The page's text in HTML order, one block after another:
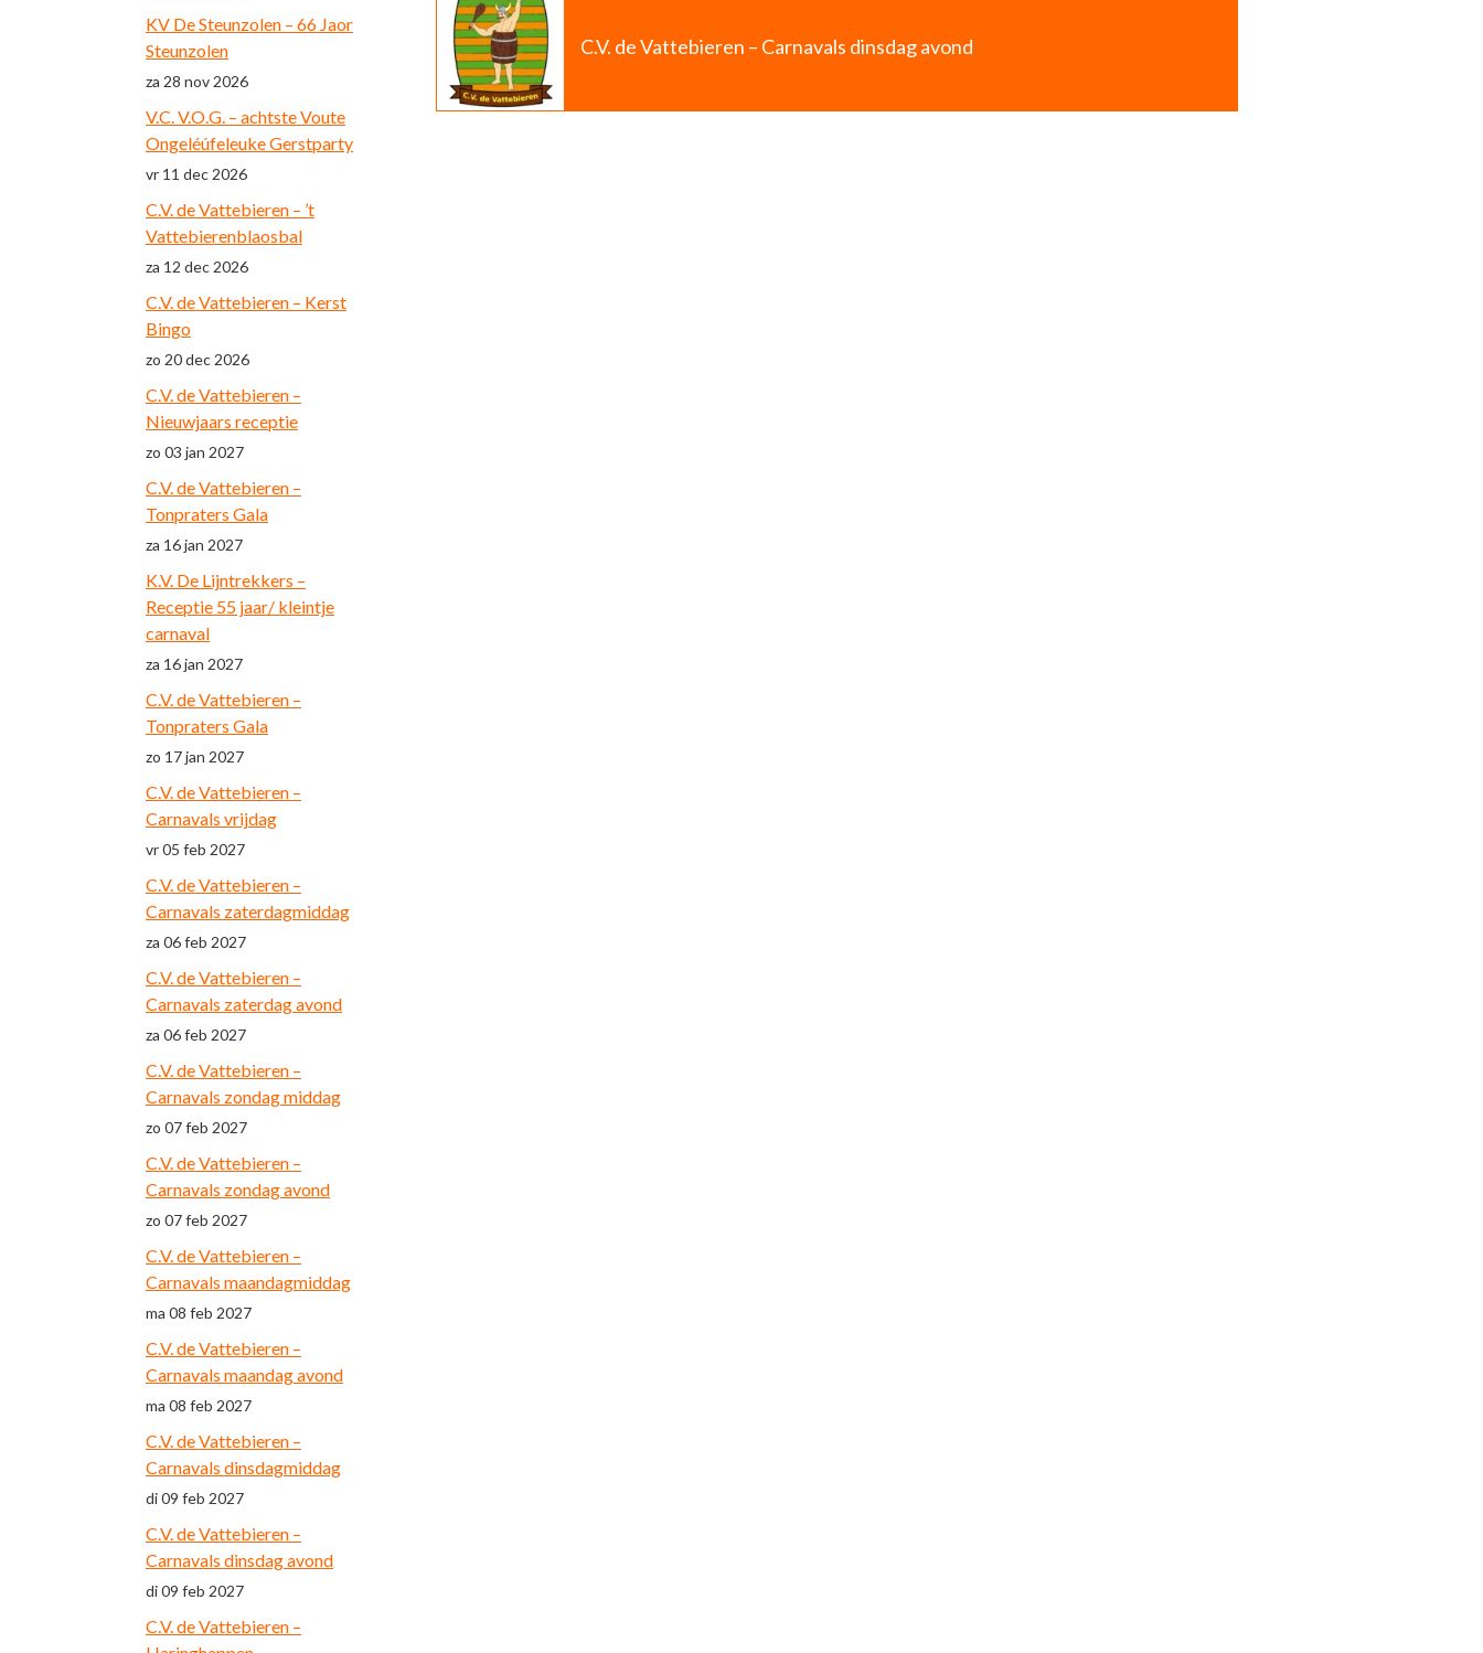
KV De Steunzolen – 66 Jaor
Steunzolen
za 28 nov 2026
V.C. V.O.G. – achtste Voute
Ongeléúfeleuke Gerstparty
vr 11 dec 2026
C.V. de Vattebieren – ’t
Vattebierenblaosbal
za 12 dec 2026
C.V. de Vattebieren – Kerst
Bingo
zo 20 dec 2026
C.V. de Vattebieren –
Nieuwjaars receptie
zo 03 jan 2027
C.V. de Vattebieren –
Tonpraters Gala
za 16 jan 2027
K.V. De Lijntrekkers –
Receptie 55 jaar/ kleintje
carnaval
za 16 jan 2027
C.V. de Vattebieren –
Tonpraters Gala
zo 17 jan 2027
C.V. de Vattebieren –
Carnavals vrijdag
vr 05 feb 2027
C.V. de Vattebieren –
Carnavals zaterdagmiddag
za 06 feb 2027
C.V. de Vattebieren –
Carnavals zaterdag avond
za 06 feb 2027
C.V. de Vattebieren –
Carnavals zondag middag
zo 07 feb 2027
C.V. de Vattebieren –
Carnavals zondag avond
zo 07 feb 2027
C.V. de Vattebieren –
Carnavals maandagmiddag
ma 08 feb 2027
C.V. de Vattebieren –
Carnavals maandag avond
ma 08 feb 2027
C.V. de Vattebieren –
Carnavals dinsdagmiddag
di 09 feb 2027
C.V. de Vattebieren –
Carnavals dinsdag avond
di 09 feb 2027
C.V. de Vattebieren –
C.V. de Vattebieren – Carnavals dinsdag avond